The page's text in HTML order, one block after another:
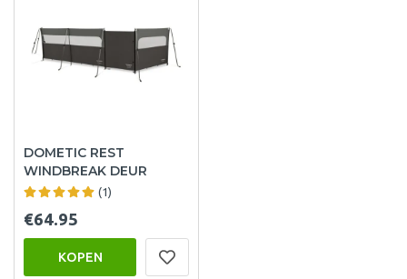
DOMETIC REST
WINDBREAK DEUR
(1)
€64.95
KOPEN